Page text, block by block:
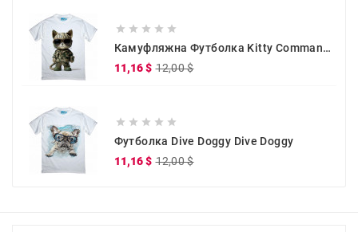
    
Камуфляжна Футболка Kitty Commander
11,16 $ 12,00 $
    
Футболка Dive Doggy Dive Doggy
11,16 $ 12,00 $